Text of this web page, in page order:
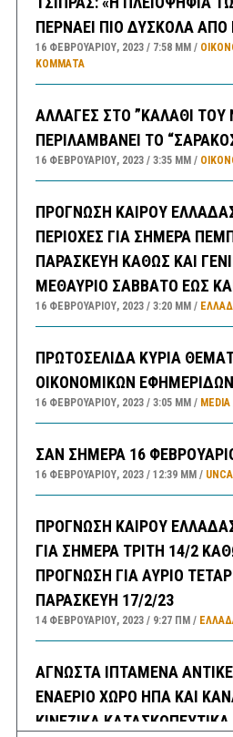
ΠΕΡΝΑΕΙ ΠΙΟ ΔΥΣΚΟΛΑ ΑΠΟ
16 ΦΕΒΡΟΥΑΡΊΟΥ, 2023 7:58 ΜΜ
ΚΌΜΜΑΤΑ
ΑΛΛΑΓΕΣ ΣΤΟ ”ΚΑΛΑΘΙ ΤΟΥ
ΠΕΡΙΛΑΜΒΑΝΕΙ ΤΟ
16 ΦΕΒΡΟΥΑΡΊΟΥ, 2023 3:35 ΜΜ
ΠΡΟΓΝΩΣΗ ΚΑΙΡΟΥ
ΠΕΡΙΟΧΕΣ ΓΙΑ ΣΗΜΕΡΑ
ΠΑΡΑΣΚΕΥΗ ΚΑΘΩΣ ΚΑΙ
ΜΕΘΑΥΡΙΟ ΣΑΒΒΑΤΟ ΕΩΣ
16 ΦΕΒΡΟΥΑΡΊΟΥ, 2023 3:20 ΜΜ
ΠΡΩΤΟΣΕΛΙΔΑ ΚΥΡΙΑ
ΟΙΚΟΝΟΜΙΚΩΝ
16 ΦΕΒΡΟΥΑΡΊΟΥ, 2023 3:05 ΜΜ MEDIA
ΣΑΝ ΣΗΜΕΡΑ 16
16 ΦΕΒΡΟΥΑΡΊΟΥ, 2023 12:39 ΜΜ
ΠΡΟΓΝΩΣΗ ΚΑΙΡΟΥ
ΓΙΑ ΣΗΜΕΡΑ ΤΡΙΤΗ 14/2
ΠΡΟΓΝΩΣΗ ΓΙΑ ΑΥΡΙΟ
ΠΑΡΑΣΚΕΥΗ 17/2/23
14 ΦΕΒΡΟΥΑΡΊΟΥ, 2023 9:27 ΠΜ
ΑΓΝΩΣΤΑ ΙΠΤΑΜΕΝΑ
ΕΝΑΕΡΙΟ ΧΩΡΟ ΗΠΑ ΚΑΙ
ΚΙΝΕΖΙΚΑ